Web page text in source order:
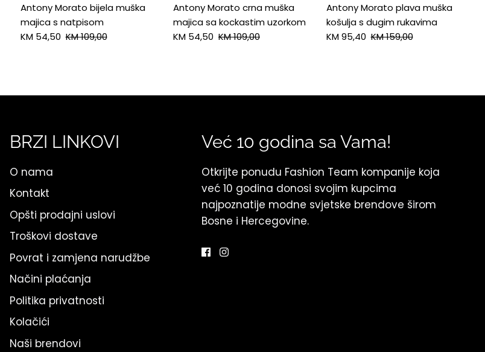
Antony Morato bijela muška
majica s natpisom
KM 54,50 KM 109,00
Antony Morato crna muška
majica sa kockastim uzorkom
KM 54,50 KM 109,00
Antony Morato plava muška
košulja s dugim rukavima
KM 95,40 KM 159,00
BRZI LINKOVI
O nama
Kontakt
Opšti prodajni uslovi
Troškovi dostave
Povrat i zamjena narudžbe
Načini plaćanja
Politika privatnosti
Kolačići
Naši brendovi
Već 10 godina sa Vama!
Otkrijte ponudu Fashion Team kompanije koja
već 10 godina donosi svojim kupcima
najpoznatije modne svjetske brendove širom
Bosne i Hercegovine.